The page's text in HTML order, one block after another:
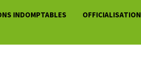
INDOMPTABLES OFFICIALISATION